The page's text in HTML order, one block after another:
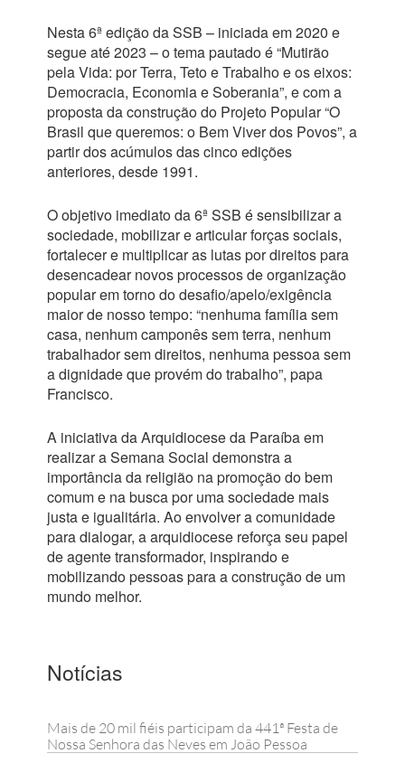
Nesta 6ª edição da SSB – iniciada em 2020 e
segue até 2023 – o tema pautado é “Mutirão
pela Vida: por Terra, Teto e Trabalho e os eixos:
Democracia, Economia e Soberania”, e com a
proposta da construção do Projeto Popular “O
Brasil que queremos: o Bem Viver dos Povos”, a
partir dos acúmulos das cinco edições
anteriores, desde 1991.
O objetivo imediato da 6ª SSB é sensibilizar a
sociedade, mobilizar e articular forças sociais,
fortalecer e multiplicar as lutas por direitos para
desencadear novos processos de organização
popular em torno do desafio/apelo/exigência
maior de nosso tempo: “nenhuma família sem
casa, nenhum camponês sem terra, nenhum
trabalhador sem direitos, nenhuma pessoa sem
a dignidade que provém do trabalho”, papa
Francisco.
A iniciativa da Arquidiocese da Paraíba em
realizar a Semana Social demonstra a
importância da religião na promoção do bem
comum e na busca por uma sociedade mais
justa e igualitária. Ao envolver a comunidade
para dialogar, a arquidiocese reforça seu papel
de agente transformador, inspirando e
mobilizando pessoas para a construção de um
mundo melhor.
Notícias
Mais de 20 mil fiéis participam da 441ª Festa de
Nossa Senhora das Neves em João Pessoa